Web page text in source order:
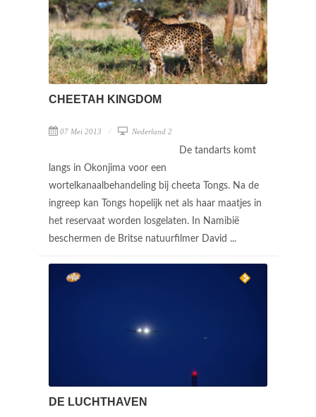
CHEETAH KINGDOM
07 Mei 2013 Nederland 2
De tandarts komt
langs in Okonjima voor een
wortelkanaalbehandeling bij cheeta Tongs. Na de
ingreep kan Tongs hopelijk net als haar maatjes in
het reservaat worden losgelaten. In Namibië
beschermen de Britse natuurfilmer David ...
DE LUCHTHAVEN